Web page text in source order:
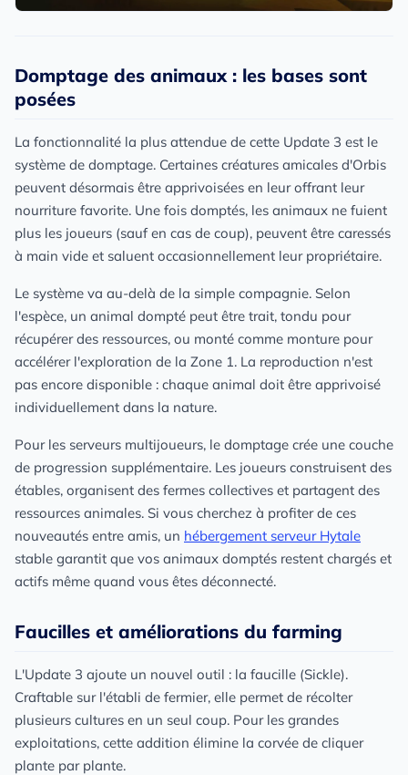
Domptage des animaux : les bases sont
posées
La fonctionnalité la plus attendue de cette Update 3 est le
système de domptage. Certaines créatures amicales d'Orbis
peuvent désormais être apprivoisées en leur offrant leur
nourriture favorite. Une fois domptés, les animaux ne fuient
plus les joueurs (sauf en cas de coup), peuvent être caressés
à main vide et saluent occasionnellement leur propriétaire.
Le système va au-delà de la simple compagnie. Selon
l'espèce, un animal dompté peut être trait, tondu pour
récupérer des ressources, ou monté comme monture pour
accélérer l'exploration de la Zone 1. La reproduction n'est
pas encore disponible : chaque animal doit être apprivoisé
individuellement dans la nature.
Pour les serveurs multijoueurs, le domptage crée une couche
de progression supplémentaire. Les joueurs construisent des
étables, organisent des fermes collectives et partagent des
ressources animales. Si vous cherchez à profiter de ces
nouveautés entre amis, un hébergement serveur Hytale
stable garantit que vos animaux domptés restent chargés et
actifs même quand vous êtes déconnecté.
Faucilles et améliorations du farming
L'Update 3 ajoute un nouvel outil : la faucille (Sickle).
Craftable sur l'établi de fermier, elle permet de récolter
plusieurs cultures en un seul coup. Pour les grandes
exploitations, cette addition élimine la corvée de cliquer
plante par plante.